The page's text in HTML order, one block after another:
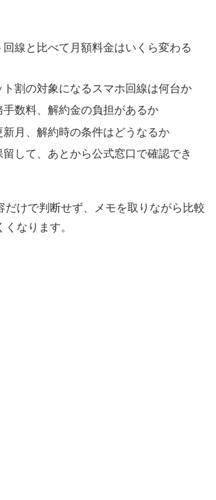
線と比べて月額料金はいくら変わる
ト割の対象になるスマホ回線は何台か
手数料、解約金の負担があるか
新月、解約時の条件はどうなるか
留して、あとから公式窓口で確認でき
だけで判断せず、メモを取りながら比較
なります。